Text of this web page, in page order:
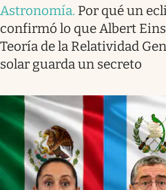
Astronomía. Por qué un
confirmó lo que Albert
Teoría de la Relatividad
solar guarda un secreto